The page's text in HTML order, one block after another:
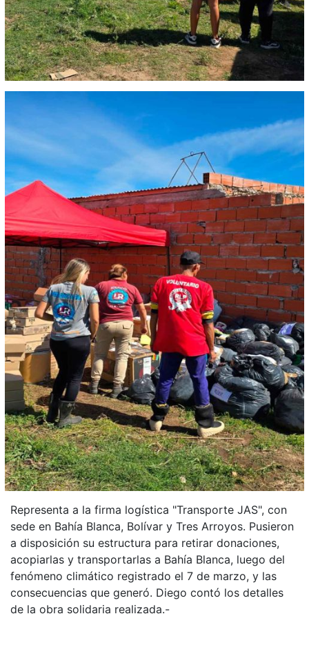
Representa a la firma logística "Transporte JAS", con
sede en Bahía Blanca, Bolívar y Tres Arroyos. Pusieron
a disposición su estructura para retirar donaciones,
acopiarlas y transportarlas a Bahía Blanca, luego del
fenómeno climático registrado el 7 de marzo, y las
consecuencias que generó. Diego contó los detalles
de la obra solidaria realizada.-